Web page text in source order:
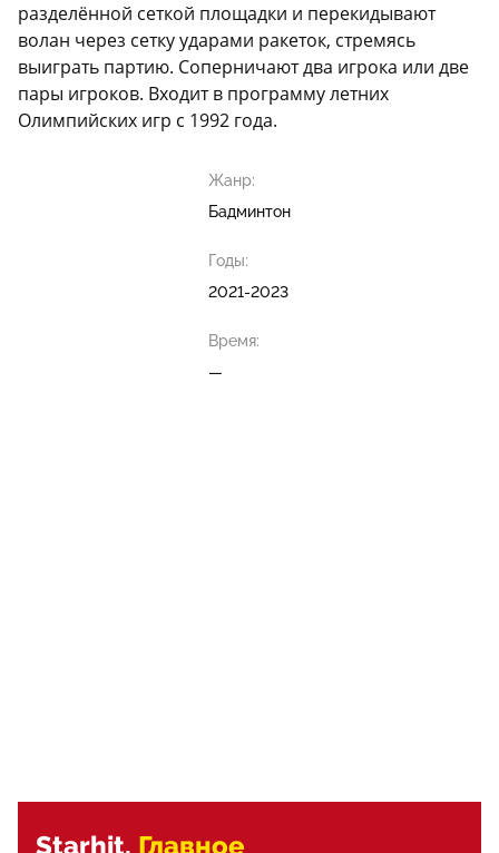
разделённой сеткой площадки и перекидывают
волан через сетку ударами ракеток, стремясь
выиграть партию. Соперничают два игрока или две
пары игроков. Входит в программу летних
Олимпийских игр с 1992 года.
Жанр:
Бадминтон
Годы:
2021-2023
Время:
—
Starhit. Главное